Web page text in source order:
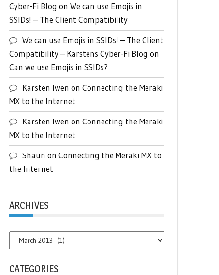
Cyber-Fi Blog on We can use Emojis in
SSIDs! – The Client Compatibility
We can use Emojis in SSIDs! – The Client
Compatibility – Karstens Cyber-Fi Blog on
Can we use Emojis in SSIDs?
Karsten Iwen on Connecting the Meraki
MX to the Internet
Karsten Iwen on Connecting the Meraki
MX to the Internet
Shaun on Connecting the Meraki MX to
the Internet
ARCHIVES
Archives
CATEGORIES